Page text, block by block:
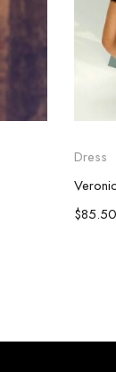
Dress
$85.50